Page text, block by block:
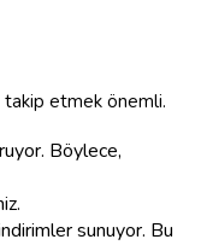
takip etmek önemli.
Böylece,
sunuyor. Bu